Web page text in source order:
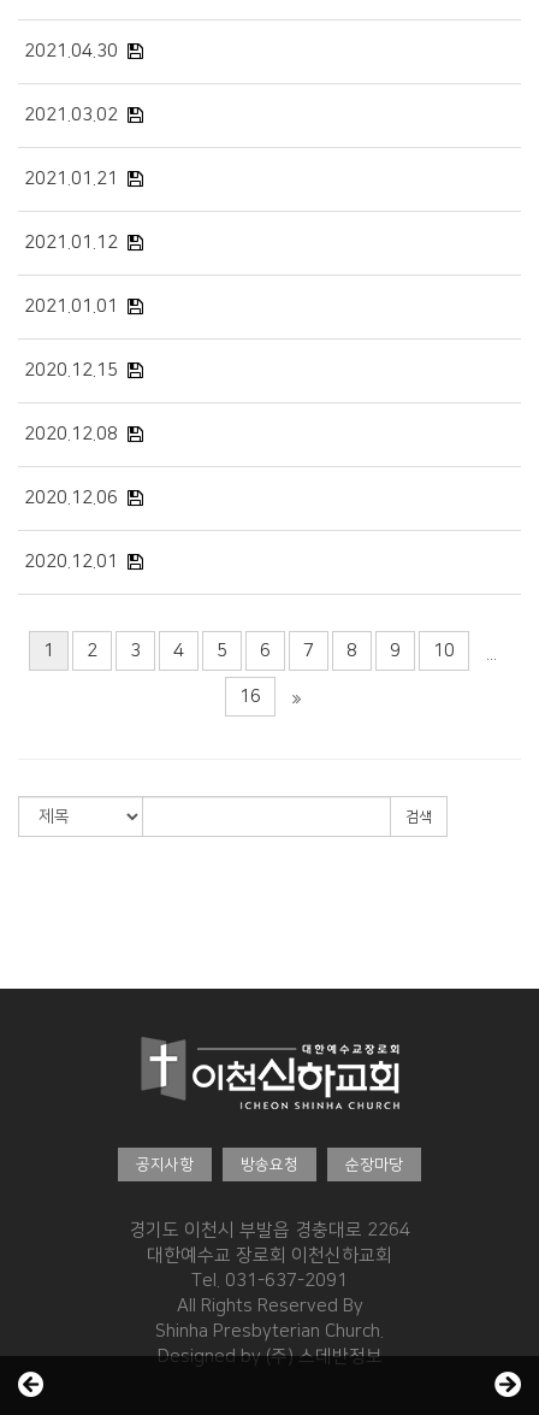
2021.04.30
2021.03.02
2021.01.21
2021.01.12
2021.01.01
2020.12.15
2020.12.08
2020.12.06
2020.12.01
1 2 3 4 5 6 7 8 9 10
16
검색
공지사항 방송요청 순장마당
경기도 이천시 부발읍 경충대로 2264
대한예수교 장로회 이천신하교회
Tel. 031-637-2091
All Rights Reserved By
Shinha Presbyterian Church.
Designed by(주) 스데반정보